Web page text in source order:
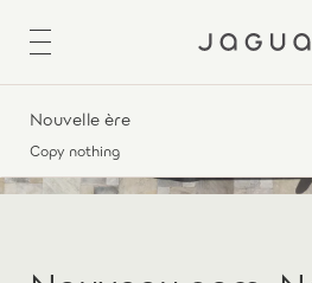
Nouvelle ère
Copy nothing